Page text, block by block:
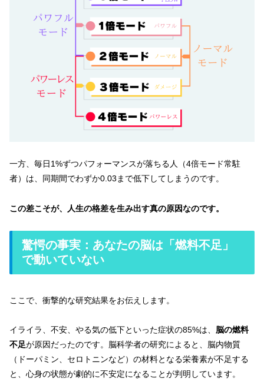
一方、毎日1%ずつパフォーマンスが落ちる人（4倍モード常駐
者）は、同期間でわずか0.03まで低下してしまうのです。
この差こそが、人生の格差を生み出す真の原因なのです。
驚愕の事実：あなたの脳は「燃料不足」
で動いていない
ここで、衝撃的な研究結果をお伝えします。
イライラ、不安、やる気の低下といった症状の85%は、 脳の燃料
不足が原因だったのです。脳科学者の研究によると、脳内物質
（ドーパミン、セロトニンなど）の材料となる栄養素が不足する
と、心身の状態が劇的に不安定になることが判明しています。